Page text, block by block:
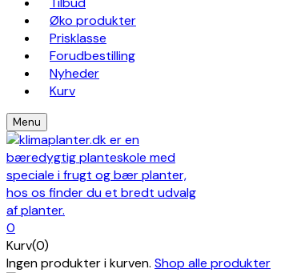
Øko produkter
Prisklasse
Forudbestilling
Nyheder
Kurv
Menu
0
Kurv(0)
Ingen produkter i kurven. Shop alle produkter